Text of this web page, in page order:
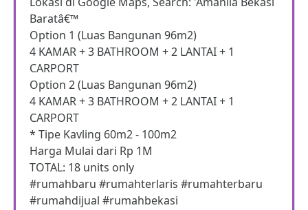
Baratâ€™
Option 1 (Luas Bangunan 96m2)
4 KAMAR + 3 BATHROOM + 2 LANTAI + 1
CARPORT
Option 2 (Luas Bangunan 96m2)
4 KAMAR + 3 BATHROOM + 2 LANTAI + 1
CARPORT
* Tipe Kavling 60m2 - 100m2
Harga Mulai dari Rp 1M
TOTAL: 18 units only
#rumahbaru #rumahterlaris #rumahterbaru
#rumahdijual #rumahbekasi